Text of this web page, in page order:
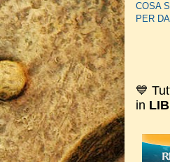
COSA
PER
💙
in